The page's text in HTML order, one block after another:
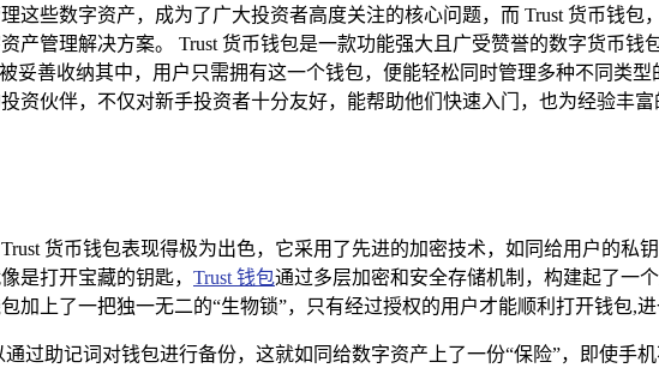
些数字资产，成为了广大投资者高度关注的核心问题，而 Trust 货币钱包
管理解决方案。 Trust 货币钱包是一款功能强大且广受赞誉的数字货币钱
妥善收纳其中，用户只需拥有这一个钱包，便能轻松同时管理多种不同类
资伙伴，不仅对新手投资者十分友好，能帮助他们快速入门，也为经验丰
货币钱包表现得极为出色，它采用了先进的加密技术，如同给用户的私
是打开宝藏的钥匙， Trust 钱包通过多层加密和安全存储机制，构建起了一
上了一把独一无二的“生物锁”，只有经过授权的用户才能顺利打开钱包,进
过助记词对钱包进行备份，这就如同给数字资产上了一份“保险”，即使手